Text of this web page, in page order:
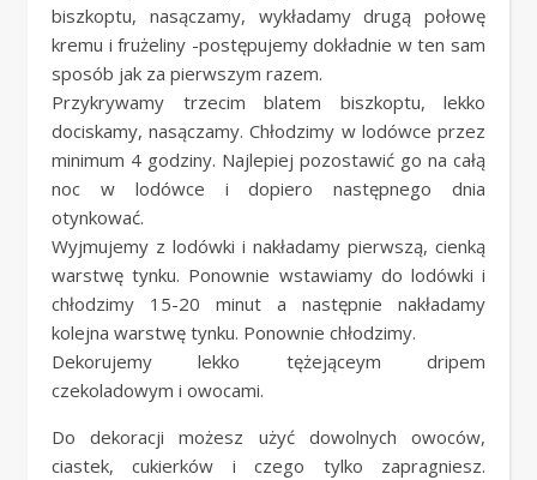
biszkoptu, nasączamy, wykładamy drugą połowę
kremu i frużeliny -postępujemy dokładnie w ten sam
sposób jak za pierwszym razem.
Przykrywamy trzecim blatem biszkoptu, lekko
dociskamy, nasączamy. Chłodzimy w lodówce przez
minimum 4 godziny. Najlepiej pozostawić go na całą
noc w lodówce i dopiero następnego dnia
otynkować.
Wyjmujemy z lodówki i nakładamy pierwszą, cienką
warstwę tynku. Ponownie wstawiamy do lodówki i
chłodzimy 15-20 minut a następnie nakładamy
kolejna warstwę tynku. Ponownie chłodzimy.
Dekorujemy lekko tężejąceym dripem
czekoladowym i owocami.
Do dekoracji możesz użyć dowolnych owoców,
ciastek, cukierków i czego tylko zapragniesz.